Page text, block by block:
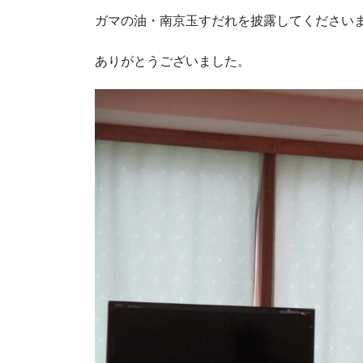
ガマの油・南京玉すだれを披露してください
ありがとうございました。